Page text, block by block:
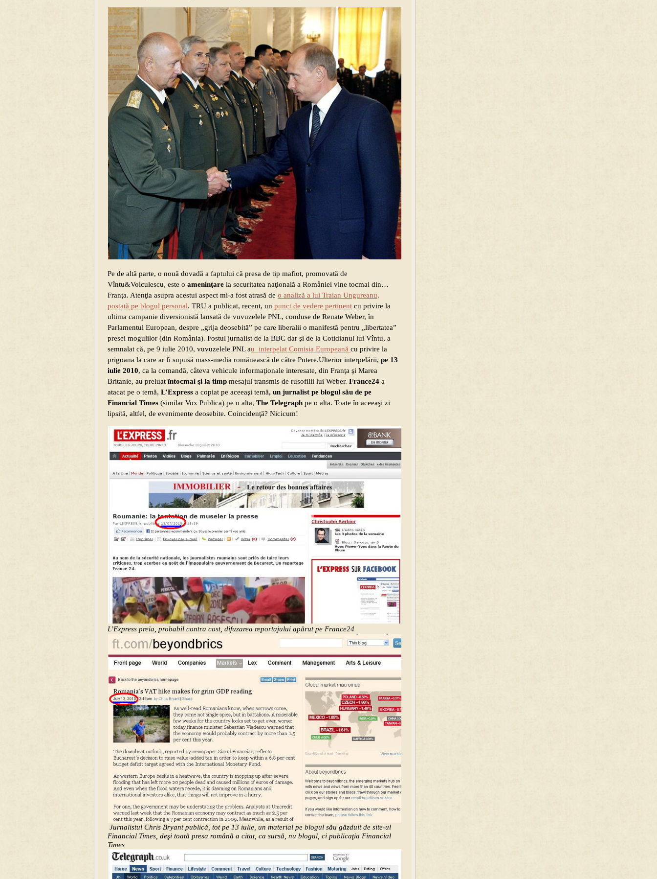
Pe de altă parte, o nouă dovadă a faptului că presa de tip mafiot, promovată de
Vîntu&Voiculescu, este o ameninţare la securitatea naţională a României vine tocmai din…
Franţa. Atenţia asupra acestui aspect mi-a fost atrasă de o analiză a lui Traian Ungureanu,
postată pe blogul personal. TRU a publicat, recent, un punct de vedere pertinent cu privire la
ultima campanie diversionistă lansată de vuvuzelele PNL, conduse de Renate Weber, în
Parlamentul European, despre „grija deosebită” pe care liberalii o manifestă pentru „libertatea”
presei mogulilor (din România). Fostul jurnalist de la BBC dar şi de la Cotidianul lui Vîntu, a
semnalat că, pe 9 iulie 2010, vuvuzelele PNL au interpelat Comisia Europeană cu privire la
prigoana la care ar fi supusă mass-media românească de către Putere.Ulterior interpelării, pe 13
iulie 2010, ca la comandă, câteva vehicule informaţionale interesate, din Franţa şi Marea
Britanie, au preluat întocmai şi la timp mesajul transmis de rusofilii lui Weber. France24 a
atacat pe o temă, L’Express a copiat pe aceeaşi temă, un jurnalist pe blogul său de pe
Financial Times (similar Vox Publica) pe o alta, The Telegraph pe o alta. Toate în aceeaşi zi
lipsită, altfel, de evenimente deosebite. Coincidenţă? Nicicum!
L’Express preia, probabil contra cost, difuzarea reportajului apărut pe France24
Jurnalistul Chris Bryant publică, tot pe 13 iulie, un material pe blogul său găzduit de site-ul
Financial Times, deşi toată presa română a citat, ca sursă, nu blogul, ci publicaţia Financial
Times